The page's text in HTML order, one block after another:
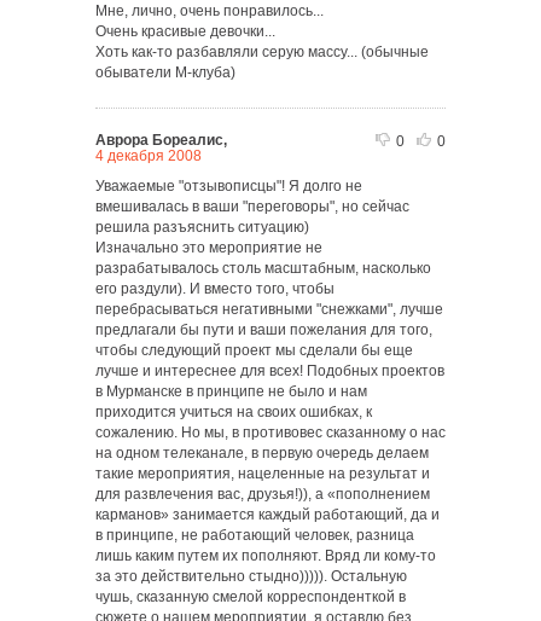
Мне, лично, очень понравилось...
Очень красивые девочки...
Хоть как-то разбавляли серую массу... (обычные
обыватели М-клуба)
0 0
Аврора Бореалис,
4 декабря 2008
Уважаемые "отзывописцы"! Я долго не
вмешивалась в ваши "переговоры", но сейчас
решила разъяснить ситуацию)
Изначально это мероприятие не
разрабатывалось столь масштабным, насколько
его раздули). И вместо того, чтобы
перебрасываться негативными "снежками", лучше
предлагали бы пути и ваши пожелания для того,
чтобы следующий проект мы сделали бы еще
лучше и интереснее для всех! Подобных проектов
в Мурманске в принципе не было и нам
приходится учиться на своих ошибках, к
сожалению. Но мы, в противовес сказанному о нас
на одном телеканале, в первую очередь делаем
такие мероприятия, нацеленные на результат и
для развлечения вас, друзья!)), а «пополнением
карманов» занимается каждый работающий, да и
в принципе, не работающий человек, разница
лишь каким путем их пополняют. Вряд ли кому-то
за это действительно стыдно))))). Остальную
чушь, сказанную смелой корреспонденткой в
сюжете о нашем мероприятии, я оставлю без